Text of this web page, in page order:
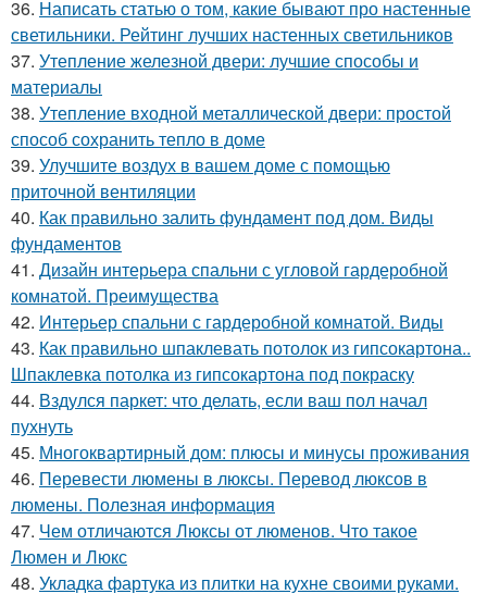
36. Написать статью о том, какие бывают про настенные
светильники. Рейтинг лучших настенных светильников
37. Утепление железной двери: лучшие способы и
материалы
38. Утепление входной металлической двери: простой
способ сохранить тепло в доме
39. Улучшите воздух в вашем доме с помощью
приточной вентиляции
40. Как правильно залить фундамент под дом. Виды
фундаментов
41. Дизайн интерьера спальни с угловой гардеробной
комнатой. Преимущества
42. Интерьер спальни с гардеробной комнатой. Виды
43. Как правильно шпаклевать потолок из гипсокартона..
Шпаклевка потолка из гипсокартона под покраску
44. Вздулся паркет: что делать, если ваш пол начал
пухнуть
45. Многоквартирный дом: плюсы и минусы проживания
46. Перевести люмены в люксы. Перевод люксов в
люмены. Полезная информация
47. Чем отличаются Люксы от люменов. Что такое
Люмен и Люкс
48. Укладка фартука из плитки на кухне своими руками.